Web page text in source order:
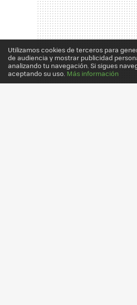
Utilizamos cookies de terceros para
de audiencia y mostrar publicidad
analizando tu navegación. Si sigues
aceptando su uso. Más información